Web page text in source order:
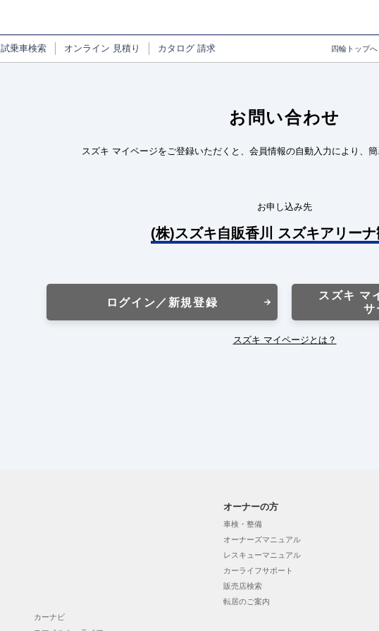
試乗車検索 オンライン 見積り カタログ 請求 四輪トップへ
お問い合わせ
スズキ マイページをご登録いただくと、会員情報の自動入力により、簡
お申し込み先
(株)スズキ自販香川 スズキアリー
ログイン／新規登録
スズキ マ
サ
スズキ マイページとは？
カーナビ
オーナーの方
車検・整備
オーナーズマニュアル
レスキューマニュアル
カーライフサポート
販売店検索
転居のご案内